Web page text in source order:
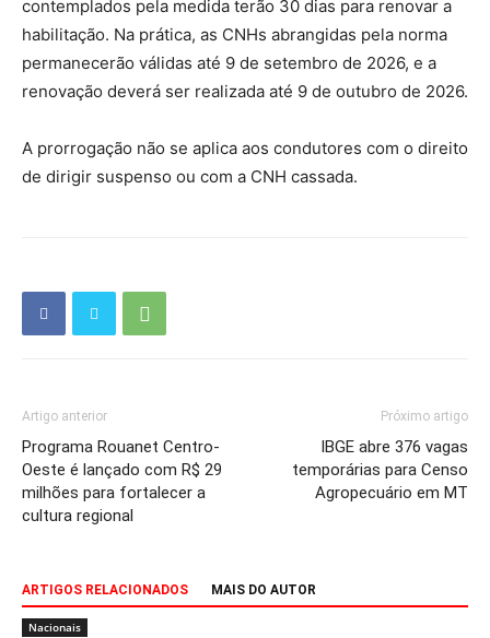
contemplados pela medida terão 30 dias para renovar a
habilitação. Na prática, as CNHs abrangidas pela norma
permanecerão válidas até 9 de setembro de 2026, e a
renovação deverá ser realizada até 9 de outubro de 2026.
A prorrogação não se aplica aos condutores com o direito
de dirigir suspenso ou com a CNH cassada.
Artigo anterior
Programa Rouanet Centro-
Oeste é lançado com R$ 29
milhões para fortalecer a
cultura regional
Próximo artigo
IBGE abre 376 vagas
temporárias para Censo
Agropecuário em MT
ARTIGOS RELACIONADOS MAIS DO AUTOR
Nacionais